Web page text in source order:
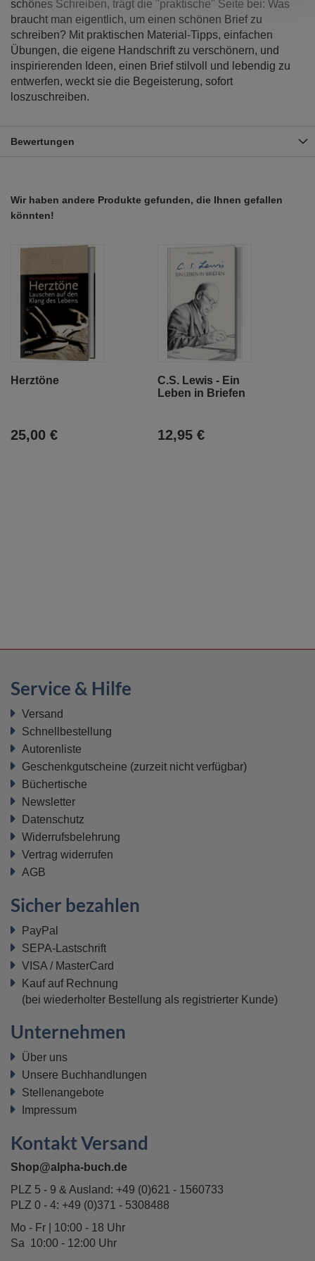
schönes Schreiben, trägt die "praktische" Seite bei: Was
braucht man eigentlich, um einen schönen Brief zu
schreiben? Mit praktischen Material-Tipps, einfachen
Übungen, die eigene Handschrift zu verschönern, und
inspirierenden Ideen, einen Brief stilvoll und lebendig zu
entwerfen, weckt sie die Begeisterung, sofort
loszuschreiben.
Bewertungen
Wir haben andere Produkte gefunden, die Ihnen gefallen
könnten!
Herztöne
25,00 €
C.S. Lewis - Ein
Leben in Briefen
12,95 €
Service & Hilfe
Versand
Schnellbestellung
Autorenliste
Geschenkgutscheine (zurzeit nicht verfügbar)
Büchertische
Newsletter
Datenschutz
Widerrufsbelehrung
Vertrag widerrufen
AGB
Sicher bezahlen
PayPal
SEPA-Lastschrift
VISA / MasterCard
Kauf auf Rechnung
(bei wiederholter Bestellung als registrierter Kunde)
Unternehmen
Über uns
Unsere Buchhandlungen
Stellenangebote
Impressum
Kontakt Versand
Shop@alpha-buch.de
PLZ 5 - 9 & Ausland: +49 (0)621 - 1560733
PLZ 0 - 4: +49 (0)371 - 5308488
Mo - Fr | 10:00 - 18 Uhr
Sa 10:00 - 12:00 Uhr